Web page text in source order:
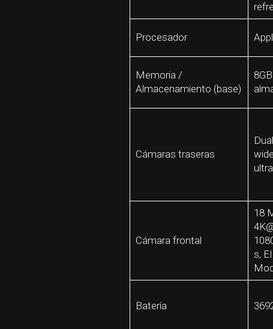
Procesador
Memoria /
Almacenamiento (base)
Cámaras traseras
Cámara frontal
18
s,
Batería